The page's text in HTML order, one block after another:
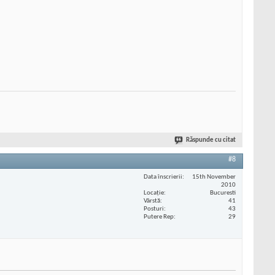
Răspunde cu citat
#8
Data înscrierii
15th November
2010
Locaţie
Bucuresti
Vârstă
41
Posturi
43
Putere Rep
29